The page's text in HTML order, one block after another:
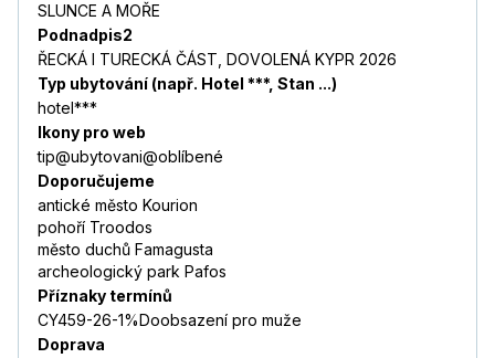
SLUNCE A MOŘE
Podnadpis2
ŘECKÁ I TURECKÁ ČÁST, DOVOLENÁ KYPR 2026
Typ ubytování (např. Hotel ***, Stan ...)
hotel***
Ikony pro web
tip@ubytovani@oblíbené
Doporučujeme
antické město Kourion
pohoří Troodos
město duchů Famagusta
archeologický park Pafos
Příznaky termínů
CY459-26-1%Doobsazení pro muže
Doprava